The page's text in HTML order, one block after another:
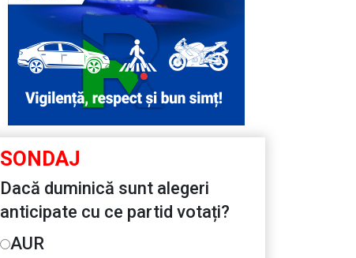
SONDAJ
Dacă duminică sunt alegeri
anticipate cu ce partid votați?
AUR